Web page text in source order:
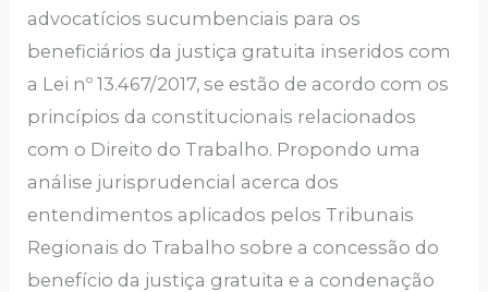
advocatícios sucumbenciais para os
beneficiários da justiça gratuita inseridos com
a Lei nº 13.467/2017, se estão de acordo com os
princípios da constitucionais relacionados
com o Direito do Trabalho. Propondo uma
análise jurisprudencial acerca dos
entendimentos aplicados pelos Tribunais
Regionais do Trabalho sobre a concessão do
benefício da justiça gratuita e a condenação